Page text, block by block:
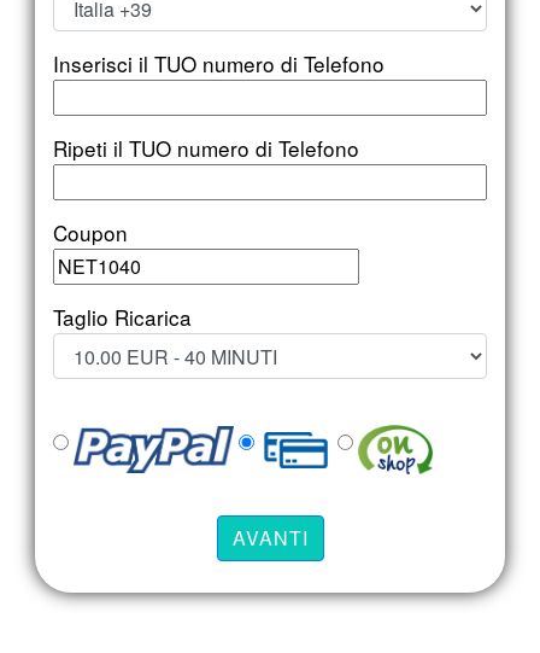
Inserisci il TUO numero di Telefono
Ripeti il TUO numero di Telefono
Coupon
Taglio Ricarica